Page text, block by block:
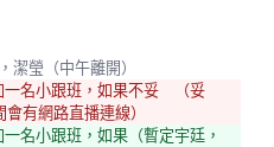
潔瑩（中午離開）
名小跟班，如果不妥　（妥
會有網路直播連線）
名小跟班，如果（暫定宇廷，